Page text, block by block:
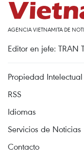
AGENCIA VIETNAMITA DE
Editor en jefe: TRAN
Propiedad Intelectual
RSS
Idiomas
Servicios de Noticias
Contacto